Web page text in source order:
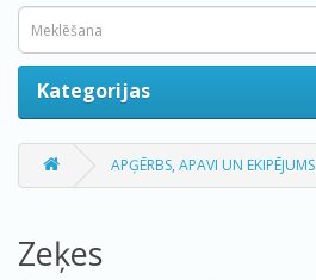
Kategorijas
APĢĒRBS, APAVI UN EKIPĒJUMS
Zeķes